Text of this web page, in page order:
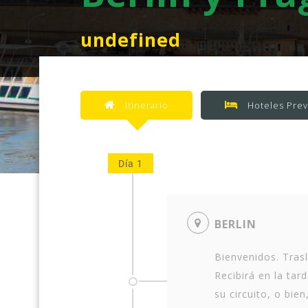
undefined
Itinerario Hoteles
Día 1
BERLIN
Bienvenidos.
Recibirá en la
su circuito, o